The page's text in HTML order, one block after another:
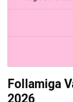
Follamiga
2026